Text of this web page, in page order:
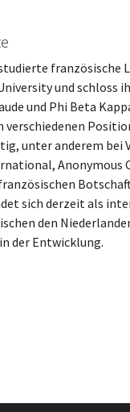
französische
und schloss
und Phi Beta
verschiedenen
unter anderem bei
Anonymous
sich derzeit als
den
der Entwicklung.